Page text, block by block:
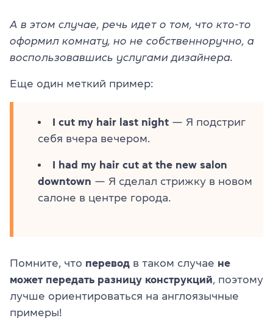
А в этом случае, речь идет о том, что кто-то
оформил комнату, но не собственноручно, а
воспользовавшись услугами дизайнера.
Еще один меткий пример:
I cut my hair last night — Я подстриг
себя вчера вечером.
I had my hair cut at the new salon
downtown — Я сделал стрижку в новом
салоне в центре города.
Помните, что перевод в таком случае не
может передать разницу конструкций , поэтому
лучше ориентироваться на англоязычные
примеры!